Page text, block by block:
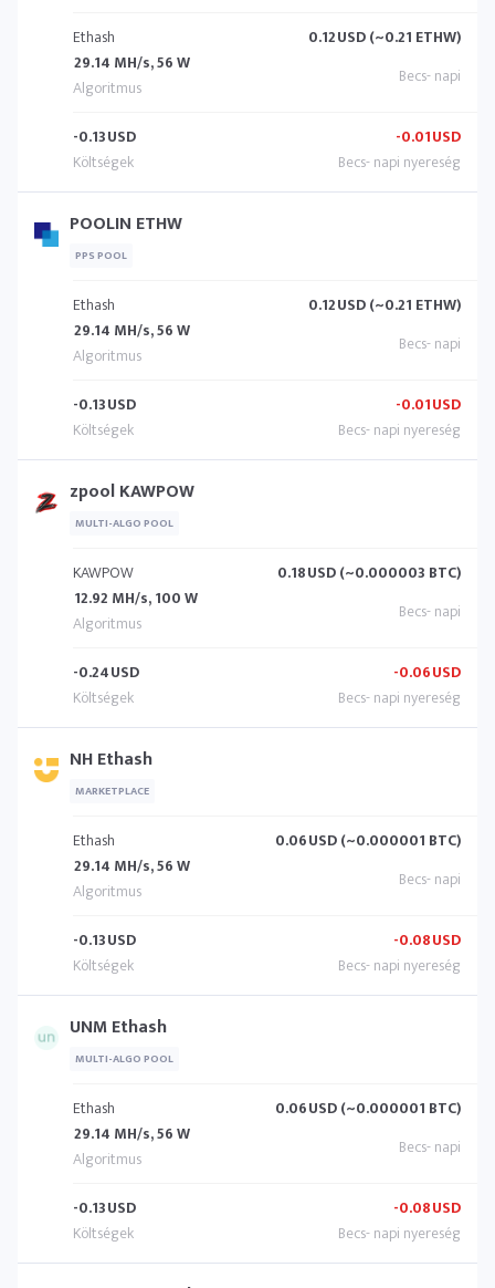
Ethash
29.14 MH/s, 56 W
0.12USD (~0.21 ETHW)
-0.13USD -0.01USD
POOLIN ETHW
PPS POOL
Ethash
29.14 MH/s, 56 W
0.12USD (~0.21 ETHW)
-0.13USD -0.01USD
zpool KAWPOW
MULTI-ALGO POOL
KAWPOW
12.92 MH/s, 100 W
0.18USD (~0.000003 BTC)
-0.24USD -0.06USD
NH Ethash
MARKETPLACE
Ethash
29.14 MH/s, 56 W
0.06USD (~0.000001 BTC)
-0.13USD -0.08USD
UNM Ethash
MULTI-ALGO POOL
Ethash
29.14 MH/s, 56 W
0.06USD (~0.000001 BTC)
-0.13USD -0.08USD